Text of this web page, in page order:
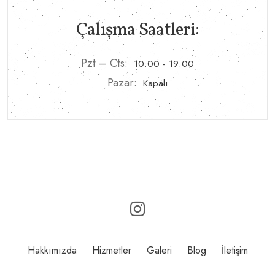
Çalışma Saatleri:
Pzt – Cts: 10:00 - 19:00
Pazar: Kapalı
Hakkımızda Hizmetler Galeri Blog İletişim